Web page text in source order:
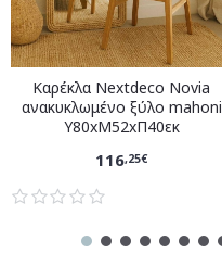
Καρέκλα Nextdeco Novia
ανακυκλωμένο ξύλο mahoni
Υ80xM52xΠ40εκ
116,25€